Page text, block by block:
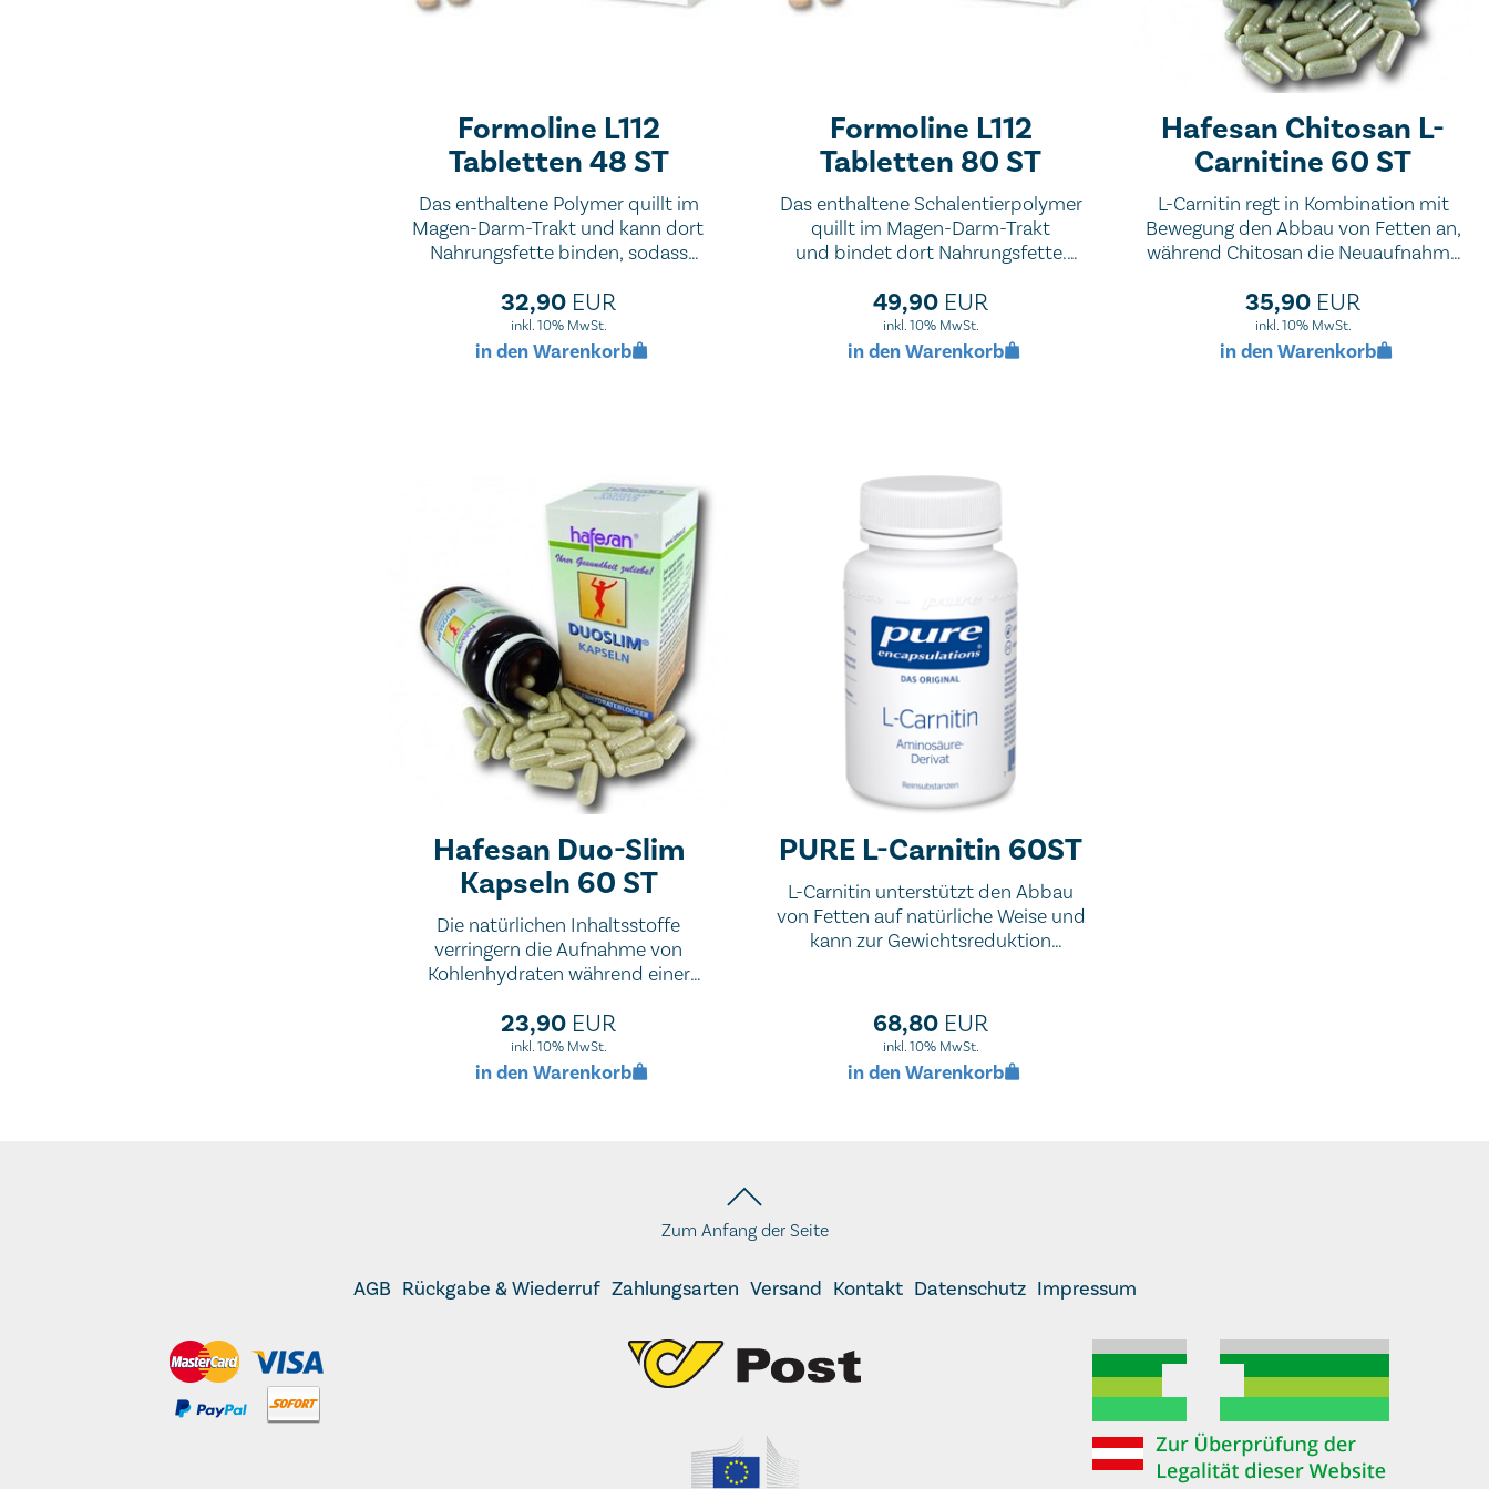
Formoline L112
Tabletten 48 ST
Das enthaltene Polymer quillt im
Magen-Darm-Trakt und kann dort
Nahrungsfette binden, sodass
werden und das Abnehmen
erleichtert wird.
32,90 EUR
inkl. 10% MwSt.
in den Warenkorb
Formoline L112
Tabletten 80 ST
Das enthaltene Schalentierpolymer
quillt im Magen-Darm-Trakt
und bindet dort Nahrungsfette.
Fetten reduziert.
49,90 EUR
inkl. 10% MwSt.
in den Warenkorb
Hafesan Chitosan L-
Carnitine 60 ST
L-Carnitin regt in Kombination mit
Bewegung den Abbau von Fetten an,
während Chitosan die Neuaufnahme
verringert und das Abnehmen
erleichtert.
35,90 EUR
inkl. 10% MwSt.
in den Warenkorb
Hafesan Duo-Slim
Kapseln 60 ST
Die natürlichen Inhaltsstoffe
verringern die Aufnahme von
Kohlenhydraten während einer
Hungergefühl - zur Unterstützung
beim Abnehmen.
23,90 EUR
inkl. 10% MwSt.
in den Warenkorb
PURE L-Carnitin 60ST
L-Carnitin unterstützt den Abbau
von Fetten auf natürliche Weise und
kann zur Gewichtsreduktion
68,80 EUR
inkl. 10% MwSt.
in den Warenkorb
Zum Anfang der Seite
AGB Rückgabe & Wiederruf Zahlungsarten Versand Kontakt Datenschutz Impressum